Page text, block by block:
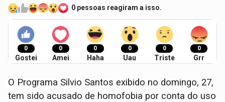
0 pessoas reagiram a isso.
0
Gostei
0
Amei
0
Haha
0
Uau
0
Triste
0
Grr
O Programa Silvio Santos exibido no domingo, 27,
tem sido acusado de homofobia por conta do uso